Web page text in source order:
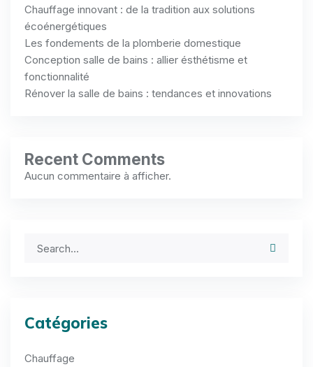
Chauffage innovant : de la tradition aux solutions
écoénergétiques
Les fondements de la plomberie domestique
Conception salle de bains : allier ésthétisme et
fonctionnalité
Rénover la salle de bains : tendances et innovations
Recent Comments
Aucun commentaire à afficher.
Catégories
Chauffage